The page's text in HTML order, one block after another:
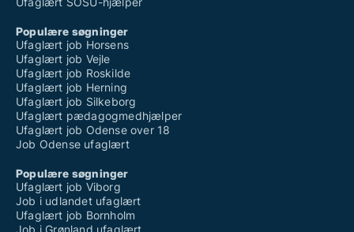
Populære søgninger
Ufaglært job Horsens
Ufaglært job Vejle
Ufaglært job Roskilde
Ufaglært job Herning
Ufaglært job Silkeborg
Ufaglært pædagogmedhjælper
Ufaglært job Odense over 18
Job Odense ufaglært
Populære søgninger
Ufaglært job Viborg
Job i udlandet ufaglært
Ufaglært job Bornholm